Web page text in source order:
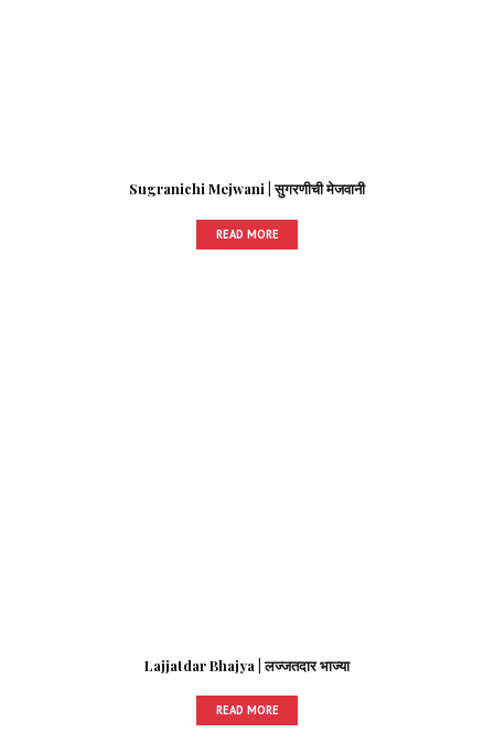
Sugranichi Mejwani | सुगरणीची मेजवानी
READ MORE
Lajjatdar Bhajya | लज्जतदार भाज्या
READ MORE